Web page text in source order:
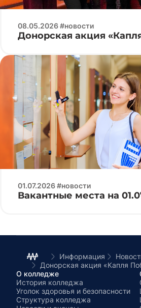
08.05.2026 #новости
Донорская акция
01.07.2026 #новости
Вакантные места на
Информация
Донорская акция «Капля
О колледже
История колледжа
Уголок здоровья и безопасности
Структура колледжа